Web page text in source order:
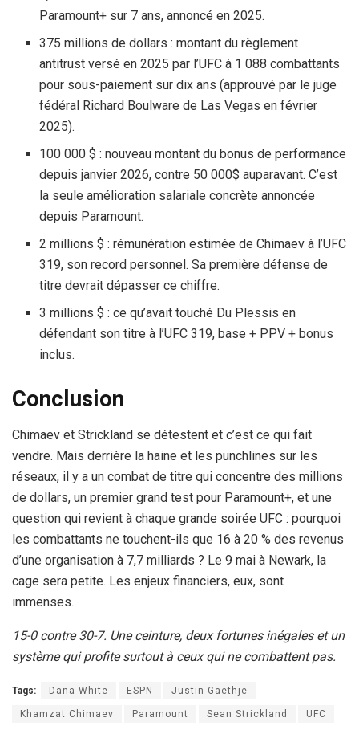
Paramount+ sur 7 ans, annoncé en 2025.
375 millions de dollars : montant du règlement
antitrust versé en 2025 par l’UFC à 1 088 combattants
pour sous-paiement sur dix ans (approuvé par le juge
fédéral Richard Boulware de Las Vegas en février
2025).
100 000 $ : nouveau montant du bonus de performance
depuis janvier 2026, contre 50 000$ auparavant. C’est
la seule amélioration salariale concrète annoncée
depuis Paramount.
2 millions $ : rémunération estimée de Chimaev à l’UFC
319, son record personnel. Sa première défense de
titre devrait dépasser ce chiffre.
3 millions $ : ce qu’avait touché Du Plessis en
défendant son titre à l’UFC 319, base + PPV + bonus
inclus.
Conclusion
Chimaev et Strickland se détestent et c’est ce qui fait
vendre. Mais derrière la haine et les punchlines sur les
réseaux, il y a un combat de titre qui concentre des millions
de dollars, un premier grand test pour Paramount+, et une
question qui revient à chaque grande soirée UFC : pourquoi
les combattants ne touchent-ils que 16 à 20 % des revenus
d’une organisation à 7,7 milliards ? Le 9 mai à Newark, la
cage sera petite. Les enjeux financiers, eux, sont
immenses.
15-0 contre 30-7. Une ceinture, deux fortunes inégales et un
système qui profite surtout à ceux qui ne combattent pas.
Tags: Dana White ESPN Justin Gaethje
Khamzat Chimaev Paramount Sean Strickland UFC